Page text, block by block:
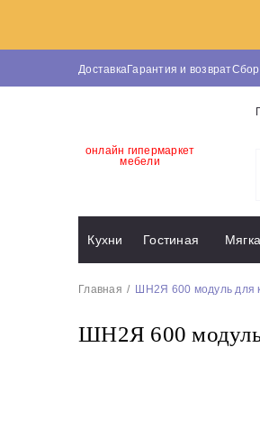
ДоставкаГарантия и возврат
онлайн гипермаркет
мебели
Кухни Гостиная
Главная ШН2Я 600 модуль для
ШН2Я 600 модуль